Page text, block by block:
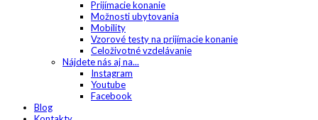
Prijímacie konanie
Možnosti ubytovania
Mobility
Vzorové testy na prijímacie konanie
Celoživotné vzdelávanie
Nájdete nás aj na...
Instagram
Youtube
Facebook
Blog